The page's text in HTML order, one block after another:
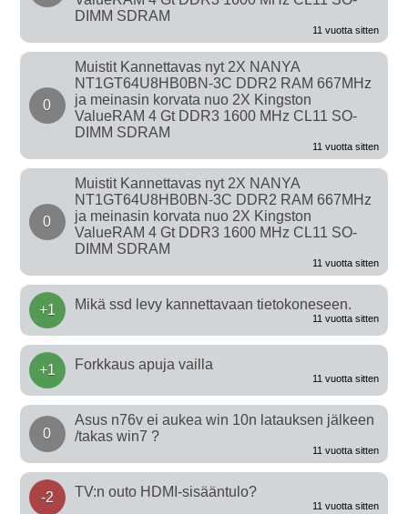
DIMM SDRAM
11 vuotta sitten
0
Muistit Kannettavas nyt 2X NANYA
NT1GT64U8HB0BN-3C DDR2 RAM 667MHz
ja meinasin korvata nuo 2X Kingston
ValueRAM 4 Gt DDR3 1600 MHz CL11 SO-
DIMM SDRAM
11 vuotta sitten
0
Muistit Kannettavas nyt 2X NANYA
NT1GT64U8HB0BN-3C DDR2 RAM 667MHz
ja meinasin korvata nuo 2X Kingston
ValueRAM 4 Gt DDR3 1600 MHz CL11 SO-
DIMM SDRAM
11 vuotta sitten
+1 Mikä ssd levy kannettavaan tietokoneseen.
11 vuotta sitten
+1 Forkkaus apuja vailla
11 vuotta sitten
0
Asus n76v ei aukea win 10n latauksen jälkeen
/takas win7 ?
11 vuotta sitten
-2 TV:n outo HDMI-sisääntulo?
11 vuotta sitten